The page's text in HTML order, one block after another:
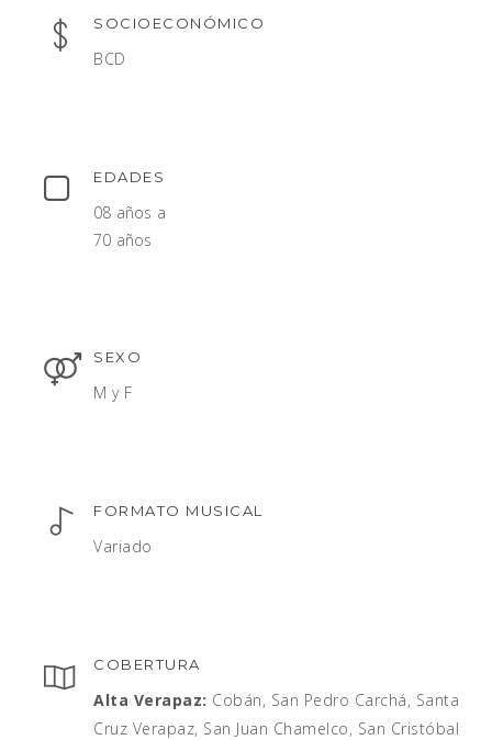
SOCIOECONÓMICO
BCD
EDADES
08 años a
70 años
SEXO
M y F
FORMATO MUSICAL
Variado
COBERTURA
Alta Verapaz: Cobán, San Pedro Carchá, Santa
Cruz Verapaz, San Juan Chamelco, San Cristóbal